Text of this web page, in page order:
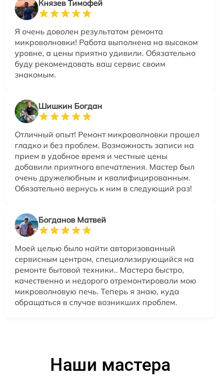
Князев Тимофей
Я очень доволен результатом ремонта
микроволновки! Работа выполнена на высоком
уровне, а цены приятно удивили. Обязательно
буду рекомендовать ваш сервис своим
знакомым.
Шишкин Богдан
Отличный опыт! Ремонт микроволновки прошел
гладко и без проблем. Возможность записи на
прием в удобное время и честные цены
добавили приятного впечатления. Мастер был
очень дружелюбным и квалифицированным.
Обязательно вернусь к ним в следующий раз!
Богданов Матвей
Моей целью было найти авторизованный
сервисным центром, специализирующийся на
ремонте бытовой техники.. Мастера быстро,
качественно и недорого отремонтировали мою
микроволновую печь. Теперь я знаю, куда
обращаться в случае возникших проблем.
Наши мастера